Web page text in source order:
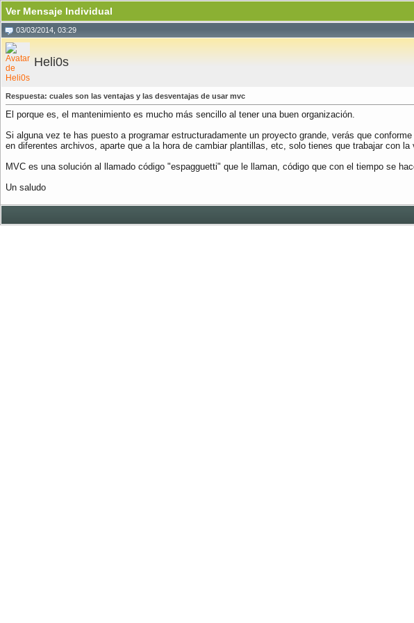
Ver Mensaje Individual
03/03/2014, 03:29
Heli0s
Respuesta: cuales son las ventajas y las desventajas de usar mvc
El porque es, el mantenimiento es mucho más sencillo al tener una buen organización.
Si alguna vez te has puesto a programar estructuradamente un proyecto grande, verás que
en diferentes archivos, aparte que a la hora de cambiar plantillas, etc, solo tienes que trabajar con
MVC es una solución al llamado código "espagguetti" que le llaman, código que con el tiempo se
Un saludo